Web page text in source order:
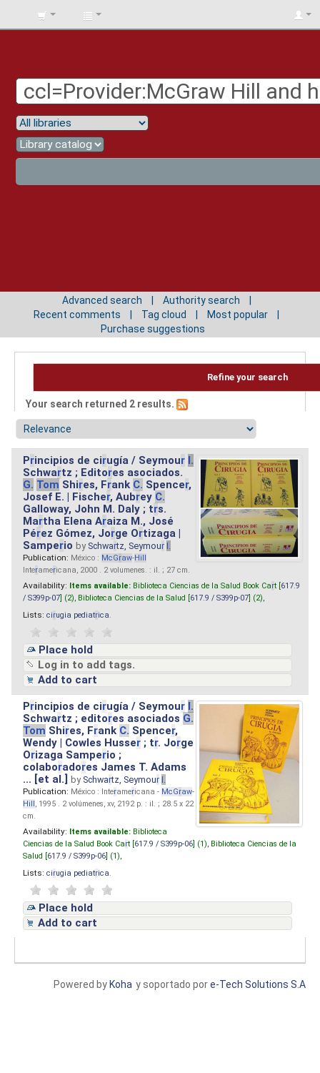
BIBLIOTECA
Advanced search
Authority search
Recent comments
Tag cloud
Most popular
Purchase suggestions
Refine your search
Your search returned 2 results.
Principios de cirugía / Seymour I.
Schwartz ; Editores asociados.
G. Tom Shires, Frank C. Spencer,
Josef E. | Fischer, Aubrey C.
Galloway, John M. Daly ; trs.
Martha Elena Araiza M., José
Pérez Gómez, Jorge Ortizaga |
Samperio by Schwartz, Seymour I.
Publication: México : McGraw-Hill
Interamericana, 2000 . 2 volumenes. : il. ; 27 cm.
Availability: Items available: Biblioteca Ciencias de la Salud Book Cart [ 617.9
/ S399p-07 ] (2), Biblioteca Ciencias de la Salud [ 617.9 / S399p-07 ] (2),
Lists: cirugia pediatrica
Place hold
Log in to add tags.
Add to cart
Principios de cirugía / Seymour I.
Schwartz ; editores asociados G.
Tom Shires, Frank C. Spencer,
Wendy | Cowles Husser ; tr. Jorge
Orizaga Samperio ;
colaboradores James T. Adams
... [et al.]by Schwartz, Seymour I.
Publication: México : Interamericana - McGraw-
Hill, 1995 . 2 volúmenes, xv, 2192 p. : il. ; 28.5 x 22
cm.
Availability: Items available: Biblioteca
Ciencias de la Salud Book Cart [ 617.9 / S399p-06 ] (1), Biblioteca Ciencias de la
Salud [ 617.9 / S399p-06 ] (1),
Lists: cirugia pediatrica
Place hold
Add to cart
y soportado pore-Tech Solutions S.A
Powered by Koha